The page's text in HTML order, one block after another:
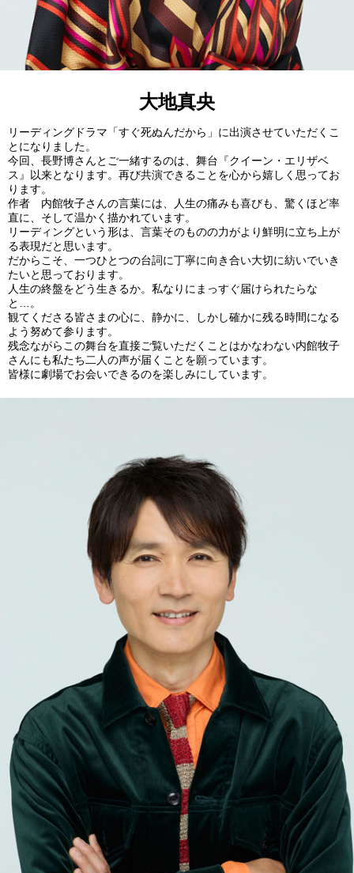
大地真央
リーディングドラマ「すぐ死ぬんだから」に出演させていただくこ
とになりました。
今回、長野博さんとご一緒するのは、舞台『クイーン・エリザベ
ス』以来となります。再び共演できることを心から嬉しく思ってお
ります。
作者 内館牧子さんの言葉には、人生の痛みも喜びも、驚くほど率
直に、そして温かく描かれています。
リーディングという形は、言葉そのものの力がより鮮明に立ち上が
る表現だと思います。
だからこそ、一つひとつの台詞に丁寧に向き合い大切に紡いでいき
たいと思っております。
人生の終盤をどう生きるか。私なりにまっすぐ届けられたらな
と…。
観てくださる皆さまの心に、静かに、しかし確かに残る時間になる
よう努めて参ります。
残念ながらこの舞台を直接ご覧いただくことはかなわない内館牧子
さんにも私たち二人の声が届くことを願っています。
皆様に劇場でお会いできるのを楽しみにしています。